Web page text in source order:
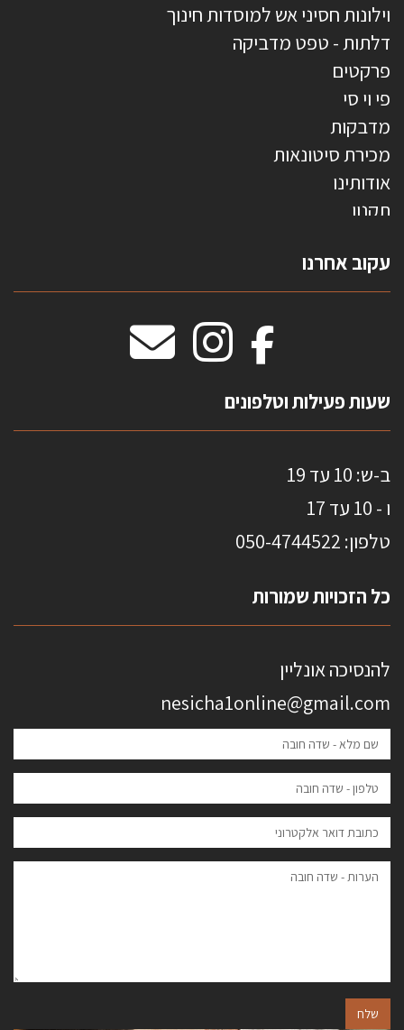
וילונות חסיני אש למוסדות חינוך
דלתות - טפט מדביקה
פרקטים
פי וי סי
מדבקות
מכירת סיטונאות
אודותינו
תקנון
טפטים משולשים
וילונות חסיני אש
מדבקות אנטי סאן
עקוב אחרנו
שעות פעילות וטלפונים
ב-ש: 10 עד 19
ו - 10 עד 17
טלפון: 0 50-4744522
כל הזכויות שמורות
להנסיכה אונליין
nesicha1online@gmail.com
שלח